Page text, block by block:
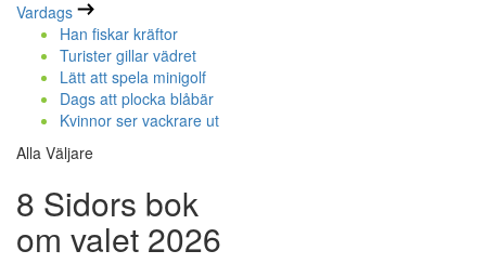
Vardags
Han fiskar kräftor
Turister gillar vädret
Lätt att spela minigolf
Dags att plocka blåbär
Kvinnor ser vackrare ut
Alla Väljare
8 Sidors bok
om valet 2026